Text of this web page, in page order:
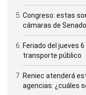
Congreso: estas
cámaras de
Feriado del jueves
transporte público
Reniec atenderá
agencias: ¿cuáles